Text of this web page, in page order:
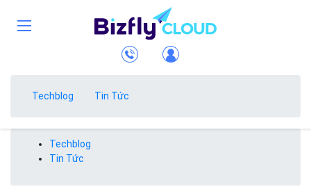
Techblog Tin Tức
Techblog
Tin Tức